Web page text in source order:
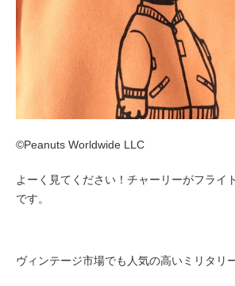
©Peanuts Worldwide LLC
よーく見てください！チャーリーがフライ
です。
ヴィンテージ市場でも人気の高いミリタリ